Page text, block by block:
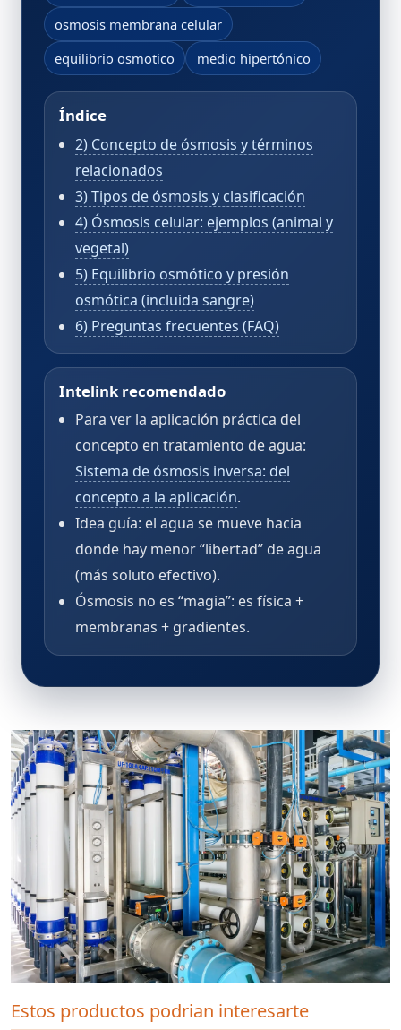
osmosis membrana celular
equilibrio osmotico
medio hipertónico
Índice
2) Concepto de ósmosis y términos
relacionados
3) Tipos de ósmosis y clasificación
4) Ósmosis celular: ejemplos (animal y
vegetal)
5) Equilibrio osmótico y presión
osmótica (incluida sangre)
6) Preguntas frecuentes (FAQ)
Intelink recomendado
Para ver la aplicación práctica del
concepto en tratamiento de agua:
Sistema de ósmosis inversa: del
concepto a la aplicación.
Idea guía: el agua se mueve hacia
donde hay menor “libertad” de agua
(más soluto efectivo).
Ósmosis no es “magia”: es física +
membranas + gradientes.
Estos productos podrian interesarte